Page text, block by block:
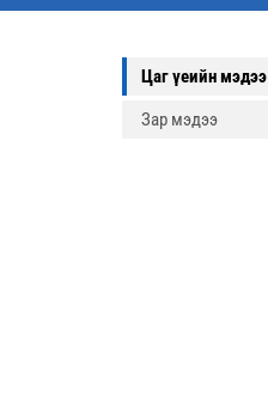
Цаг үеийн мэдээ
Зар мэдээ